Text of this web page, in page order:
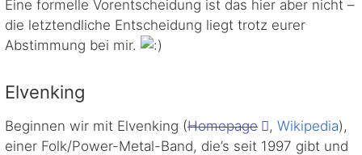
Eine formelle Vorentscheidung ist das hier aber nicht –
die letztendliche Entscheidung liegt trotz eurer
Abstimmung bei mir.
Elvenking
Beginnen wir mit Elvenking (Homepage , Wikipedia),
einer Folk/Power-Metal-Band, die’s seit 1997 gibt und